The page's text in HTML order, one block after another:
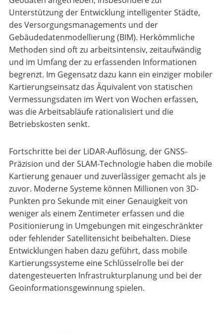
Unterstützung der Entwicklung intelligenter Städte,
des Versorgungsmanagements und der
Gebäudedatenmodellierung (BIM). Herkömmliche
Methoden sind oft zu arbeitsintensiv, zeitaufwändig
und im Umfang der zu erfassenden Informationen
begrenzt. Im Gegensatz dazu kann ein einziger mobiler
Kartierungseinsatz das Äquivalent von statischen
Vermessungsdaten im Wert von Wochen erfassen,
was die Arbeitsabläufe rationalisiert und die
Betriebskosten senkt.
Fortschritte bei der LiDAR-Auflösung, der GNSS-
Präzision und der SLAM-Technologie haben die mobile
Kartierung genauer und zuverlässiger gemacht als je
zuvor. Moderne Systeme können Millionen von 3D-
Punkten pro Sekunde mit einer Genauigkeit von
weniger als einem Zentimeter erfassen und die
Positionierung in Umgebungen mit eingeschränkter
oder fehlender Satellitensicht beibehalten. Diese
Entwicklungen haben dazu geführt, dass mobile
Kartierungssysteme eine Schlüsselrolle bei der
datengesteuerten Infrastrukturplanung und bei der
Geoinformationsgewinnung spielen.